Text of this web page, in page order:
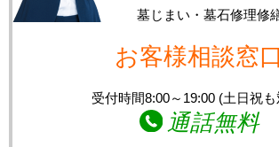
墓じまい・墓石修理修
お客様相談窓口
受付時間8:00～19:00 (土日祝も
通話無料